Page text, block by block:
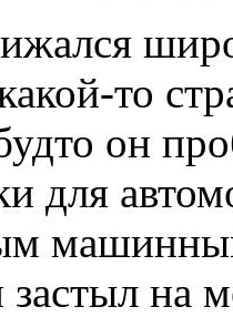
то
он
для
на